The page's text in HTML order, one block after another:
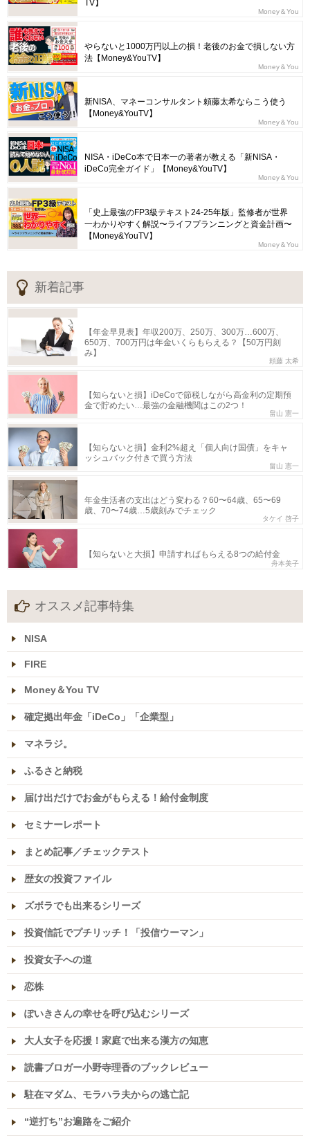
TV】
Money＆You
やらないと1000万円以上の損！老後のお金で損しない方
法【Money&YouTV】
Money＆You
新NISA、マネーコンサルタント頼藤太希ならこう使う
【Money&YouTV】
Money＆You
NISA・iDeCo本で日本一の著者が教える「新NISA・
iDeCo完全ガイド」【Money&YouTV】
Money＆You
「史上最強のFP3級テキスト24-25年版」監修者が世界
一わかりやすく解説〜ライフプランニングと資金計画〜
【Money&YouTV】
Money＆You
新着記事
【年金早見表】年収200万、250万、300万…600万、
650万、700万円は年金いくらもらえる？【50万円刻
み】
頼藤 太希
【知らないと損】iDeCoで節税しながら高金利の定期預
金で貯めたい…最強の金融機関はこの2つ！
畠山 憲一
【知らないと損】金利2%超え「個人向け国債」をキャ
ッシュバック付きで買う方法
畠山 憲一
年金生活者の支出はどう変わる？60〜64歳、65〜69
歳、70〜74歳…5歳刻みでチェック
タケイ 啓子
【知らないと大損】申請すればもらえる8つの給付金
舟本美子
オススメ記事特集
NISA
FIRE
Money＆You TV
確定拠出年金「iDeCo」「企業型」
マネラジ。
ふるさと納税
届け出だけでお金がもらえる！給付金制度
セミナーレポート
まとめ記事／チェックテスト
歴女の投資ファイル
ズボラでも出来るシリーズ
投資信託でプチリッチ！「投信ウーマン」
投資女子への道
恋株
ぽいきさんの幸せを呼び込むシリーズ
大人女子を応援！家庭で出来る漢方の知恵
読書ブロガー小野寺理香のブックレビュー
駐在マダム、モラハラ夫からの逃亡記
“逆打ち”お遍路をご紹介